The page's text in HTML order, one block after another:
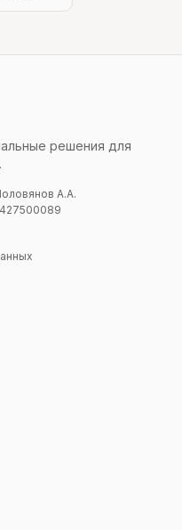
решения для
А.А.